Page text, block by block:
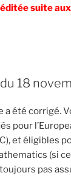
suite
18
a été corrigé.
pour
et éligibles
(si
pas